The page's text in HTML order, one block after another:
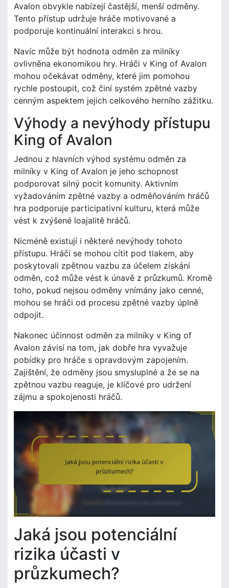
Avalon obvykle nabízejí častější, menší odměny.
Tento přístup udržuje hráče motivované a
podporuje kontinuální interakci s hrou.
Navíc může být hodnota odměn za milníky
ovlivněna ekonomikou hry. Hráči v King of Avalon
mohou očekávat odměny, které jim pomohou
rychle postoupit, což činí systém zpětné vazby
cenným aspektem jejich celkového herního zážitku.
Výhody a nevýhody přístupu
King of Avalon
Jednou z hlavních výhod systému odměn za
milníky v King of Avalon je jeho schopnost
podporovat silný pocit komunity. Aktivním
vyžadováním zpětné vazby a odměňováním hráčů
hra podporuje participativní kulturu, která může
vést k zvýšené loajalitě hráčů.
Nicméně existují i některé nevýhody tohoto
přístupu. Hráči se mohou cítit pod tlakem, aby
poskytovali zpětnou vazbu za účelem získání
odměn, což může vést k únavě z průzkumů. Kromě
toho, pokud nejsou odměny vnímány jako cenné,
mohou se hráči od procesu zpětné vazby úplně
odpojit.
Nakonec účinnost odměn za milníky v King of
Avalon závisí na tom, jak dobře hra vyvažuje
pobídky pro hráče s opravdovým zapojením.
Zajištění, že odměny jsou smysluplné a že se na
zpětnou vazbu reaguje, je klíčové pro udržení
zájmu a spokojenosti hráčů.
Jaká jsou potenciální
rizika účasti v
průzkumech?